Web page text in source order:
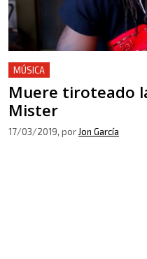
MÚSICA
Muere tiroteado
Mister
17/03/2019, por Jon García